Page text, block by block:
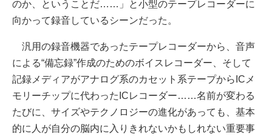
のか、ということだ……」と小型のテープレコーダーに
向かって録音しているシーンだった。
汎用の録音機器であったテープレコーダーから、音声
による“備忘録”作成のためのボイスレコーダー、そして
記録メディアがアナログ系のカセット系テープからICメ
モリーチップに代わったICレコーダー……名前が変わる
たびに、サイズやテクノロジーの進化があっても、基本
的に人が自分の脳内に入りきれないかもしれない重要事